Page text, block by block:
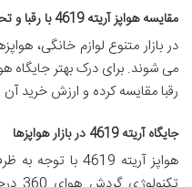
مقایسه هواپز آریته 4619 با رقبا و تحلیل ارزش خرید
در بازار متنوع لوازم خانگی،
رقبا مقایسه کرده و ارزش خرید آن
جایگاه آریته 4619 در بازار هواپزها